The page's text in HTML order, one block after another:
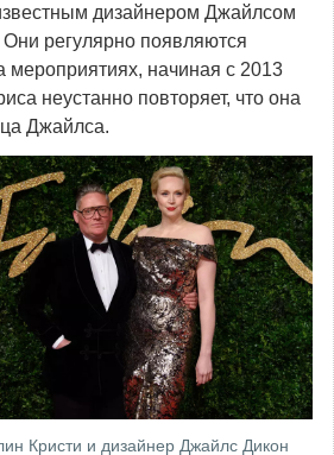
дизайнером Джайлсом
регулярно появляются
мероприятиях, начиная с 2013
неустанно повторяет, что она
Джайлса.
Кристи и дизайнер Джайлс Дикон